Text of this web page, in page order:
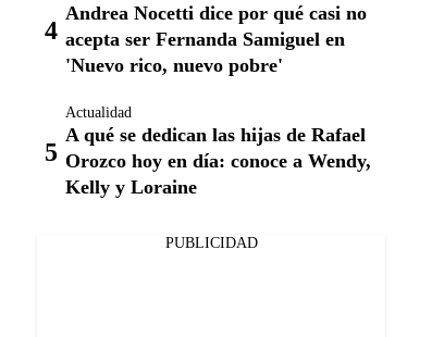
Andrea Nocetti dice por qué casi no
acepta ser Fernanda Samiguel en
'Nuevo rico, nuevo pobre'
Actualidad
A qué se dedican las hijas de Rafael
Orozco hoy en día: conoce a Wendy,
Kelly y Loraine
PUBLICIDAD